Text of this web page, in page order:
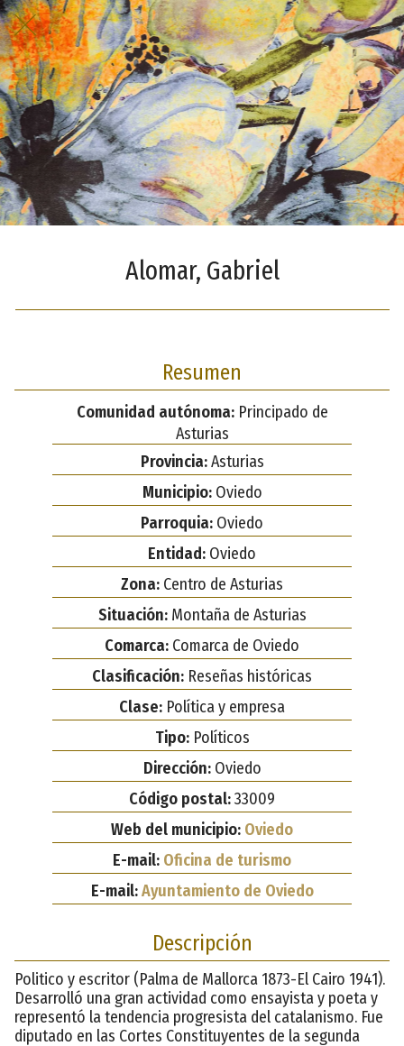
Alomar, Gabriel
Resumen
Comunidad autónoma:Principado de
Asturias
Provincia:Asturias
Municipio:Oviedo
Parroquia: Oviedo
Entidad: Oviedo
Zona: Centro de Asturias
Situación:Montaña de Asturias
Comarca: Comarca de Oviedo
Clasificación: Reseñas históricas
Clase: Política y empresa
Tipo:Políticos
Dirección:Oviedo
Código postal:33009
Web del municipio: Oviedo
E-mail: Oficina de turismo
E-mail:Ayuntamiento de Oviedo
Descripción
Politico y escritor (Palma de Mallorca 1873-El Cairo 1941).
Desarrolló una gran actividad como ensayista y poeta y
representó la tendencia progresista del catalanismo. Fue
diputado en las Cortes Constituyentes de la segunda